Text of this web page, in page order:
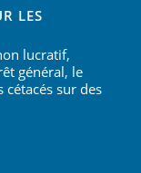
LES
lucratif,
général, le
cétacés sur des